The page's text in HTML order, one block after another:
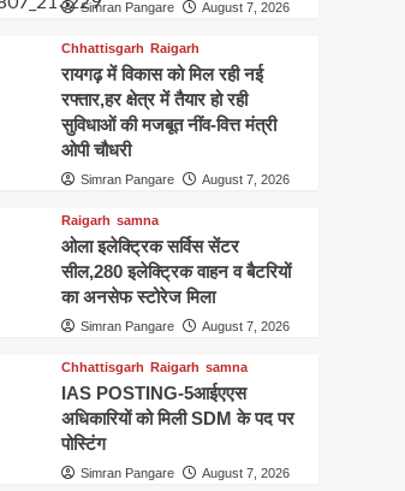
Simran Pangare August 7, 2026
Chhattisgarh Raigarh
रायगढ़ में विकास को मिल रही नई
रफ्तार,हर क्षेत्र में तैयार हो रही
सुविधाओं की मजबूत नींव-वित्त मंत्री
ओपी चौधरी
Simran Pangare August 7, 2026
Raigarh samna
ओला इलेक्ट्रिक सर्विस सेंटर
सील,280 इलेक्ट्रिक वाहन व बैटरियों
का अनसेफ स्टोरेज मिला
Simran Pangare August 7, 2026
Chhattisgarh Raigarh samna
IAS POSTING-5आईएएस
अधिकारियों को मिली SDM के पद पर
पोस्टिंग
Simran Pangare August 7, 2026